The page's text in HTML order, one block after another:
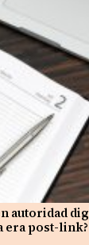
autoridad
era post-link?